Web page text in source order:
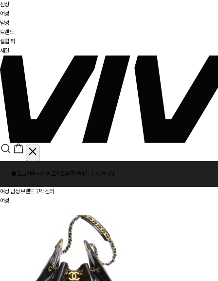
신상
여성
남성
브랜드
셀럽 픽
세일
그
인
● 로그인을 하시면 포인트 를 확인하실 수 있습니다.
여성 남성 브랜드 고객센터
여성